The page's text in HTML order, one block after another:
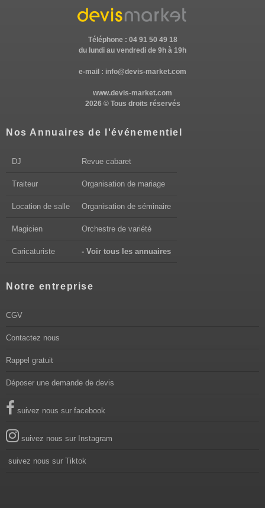
Téléphone : 04 91 50 49 18
du lundi au vendredi de 9h à 19h
e-mail : info@devis-market.com
www.devis-market.com
2026 © Tous droits réservés
Nos Annuaires de l'événementiel
DJ Revue cabaret
Traiteur Organisation de mariage
Location de salle Organisation de séminaire
Magicien Orchestre de variété
Caricaturiste - Voir tous les annuaires
Notre entreprise
CGV
Contactez nous
Rappel gratuit
Déposer une demande de devis
suivez nous sur facebook
suivez nous sur Instagram
suivez nous sur Tiktok